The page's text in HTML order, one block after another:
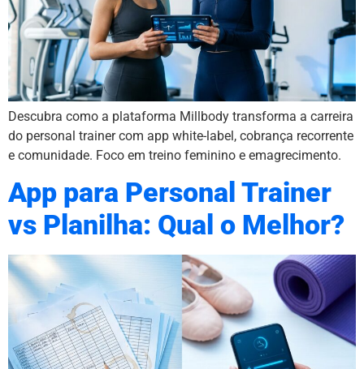
Descubra como a plataforma Millbody transforma a carreira
do personal trainer com app white-label, cobrança recorrente
e comunidade. Foco em treino feminino e emagrecimento.
App para Personal Trainer
vs Planilha: Qual o Melhor?